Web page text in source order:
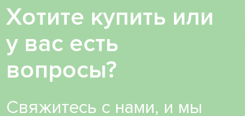
Хотите купить или
у вас есть
вопросы?
Свяжитесь с нами, и мы